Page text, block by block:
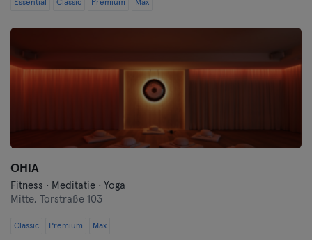
Essential Classic Premium Max
OHIA
Fitness · Meditatie · Yoga
Mitte,
Torstraße 103
Classic Premium Max